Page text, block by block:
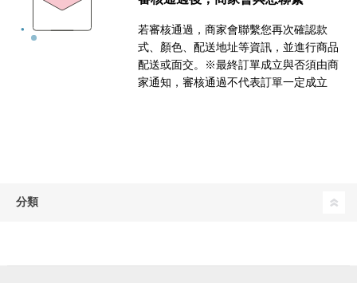
若審核通過，商家會聯繫您再次確認款
式、顏色、配送地址等資訊，並進行商品
配送或面交。※最終訂單成立與否須由商
家通知，審核通過不代表訂單一定成立
分類